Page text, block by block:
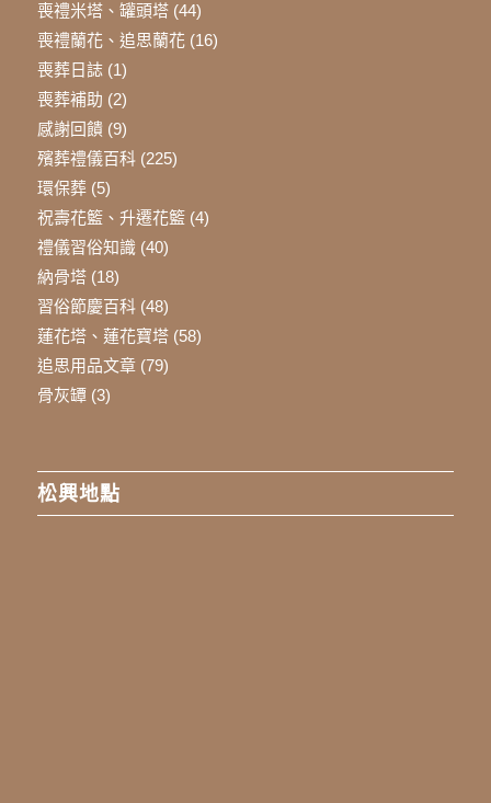
喪禮米塔、罐頭塔(44)
喪禮蘭花、追思蘭花(16)
喪葬日誌(1)
喪葬補助 (2)
感謝回饋(9)
殯葬禮儀百科(225)
環保葬(5)
祝壽花籃、升遷花籃(4)
禮儀習俗知識(40)
納骨塔(18)
習俗節慶百科(48)
蓮花塔、蓮花寶塔(58)
追思用品文章(79)
骨灰罈(3)
松興地點